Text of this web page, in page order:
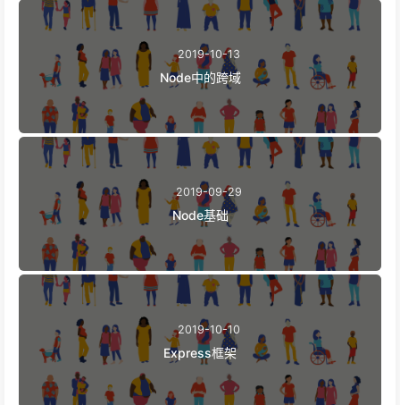
2019-10-13
Node中的跨域
2019-09-29
Node基础
2019-10-10
Express框架